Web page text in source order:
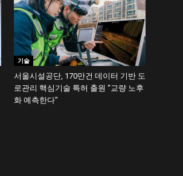
기술
서울시설공단, 170만건 데이터 기반 도
로관리 핵심기술 특허 출원 “교량 노후
화 예측한다”